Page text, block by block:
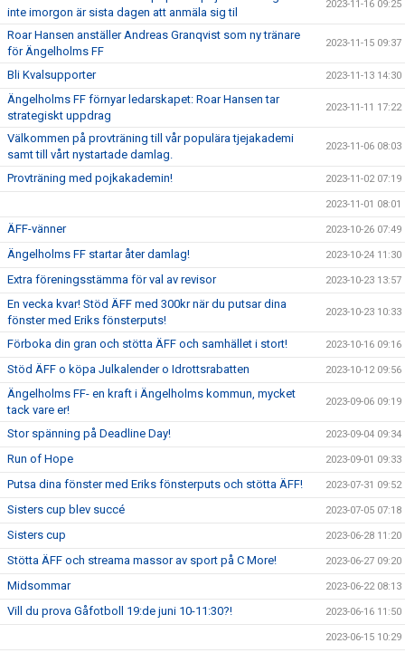
inte imorgon är sista dagen att anmäla sig til
2023-11-16 09:25
Roar Hansen anställer Andreas Granqvist som ny tränare
för Ängelholms FF
2023-11-15 09:37
Bli Kvalsupporter 2023-11-13 14:30
Ängelholms FF förnyar ledarskapet: Roar Hansen tar
strategiskt uppdrag
2023-11-11 17:22
Välkommen på provträning till vår populära tjejakademi
samt till vårt nystartade damlag.
2023-11-06 08:03
Provträning med pojkakademin! 2023-11-02 07:19
2023-11-01 08:01
ÄFF-vänner 2023-10-26 07:49
Ängelholms FF startar åter damlag! 2023-10-24 11:30
Extra föreningsstämma för val av revisor 2023-10-23 13:57
En vecka kvar! Stöd ÄFF med 300kr när du putsar dina
fönster med Eriks fönsterputs!
2023-10-23 10:33
Förboka din gran och stötta ÄFF och samhället i stort! 2023-10-16 09:16
Stöd ÄFF o köpa Julkalender o Idrottsrabatten 2023-10-12 09:56
Ängelholms FF- en kraft i Ängelholms kommun, mycket
tack vare er!
2023-09-06 09:19
Stor spänning på Deadline Day! 2023-09-04 09:34
Run of Hope 2023-09-01 09:33
Putsa dina fönster med Eriks fönsterputs och stötta ÄFF! 2023-07-31 09:52
Sisters cup blev succé 2023-07-05 07:18
Sisters cup 2023-06-28 11:20
Stötta ÄFF och streama massor av sport på C More! 2023-06-27 09:20
Midsommar 2023-06-22 08:13
Vill du prova Gåfotboll 19:de juni 10-11:30?! 2023-06-16 11:50
2023-06-15 10:29